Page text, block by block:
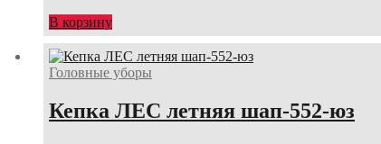
В корзину
Головные уборы
Кепка ЛЕС летняя шап-552-юз